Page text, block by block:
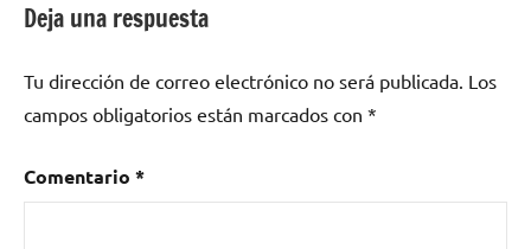
Deja una respuesta
Tu dirección de correo electrónico no será publicada. Los
campos obligatorios están marcados con *
Comentario *